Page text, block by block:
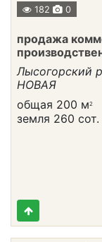
182
0
продажа
Лысогорский
НОВАЯ
общая 200 м2
земля 260 сот.